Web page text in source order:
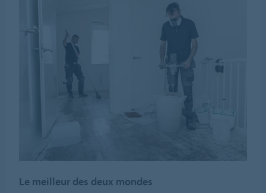
Le meilleur des deux mondes